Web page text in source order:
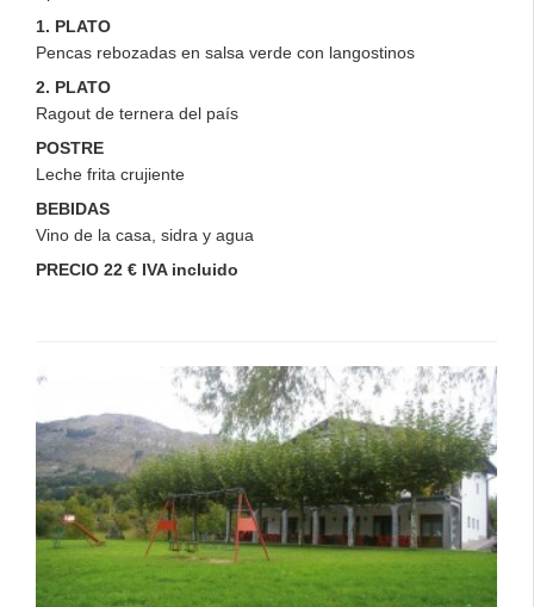
1. PLATO
Pencas rebozadas en salsa verde con langostinos
2. PLATO
Ragout de ternera del país
POSTRE
Leche frita crujiente
BEBIDAS
Vino de la casa, sidra y agua
PRECIO 22 € IVA incluido